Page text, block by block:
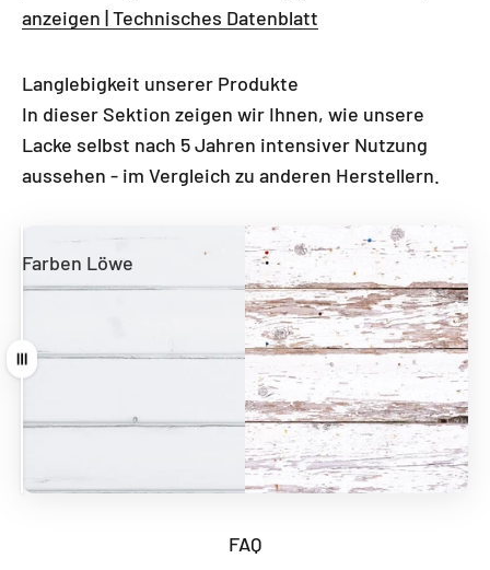
anzeigen | Technisches Datenblatt
Langlebigkeit unserer Produkte
In dieser Sektion zeigen wir Ihnen, wie unsere
Lacke selbst nach 5 Jahren intensiver Nutzung
aussehen - im Vergleich zu anderen Herstellern.
Farben Löwe
Andere Hersteller
Ziehen
FAQ